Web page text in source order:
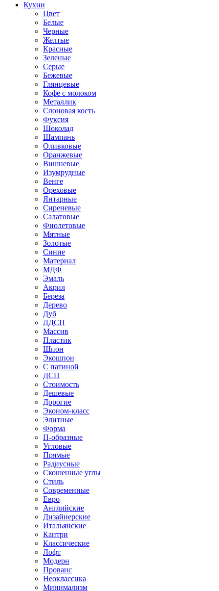
Кухни
Цвет
Белые
Черные
Желтые
Красные
Зеленые
Серые
Бежевые
Глянцевые
Кофе с молоком
Металлик
Слоновая кость
Фуксия
Шоколад
Шампань
Оливковые
Оранжевые
Вишневые
Изумрудные
Венге
Ореховые
Янтарные
Сиреневые
Салатовые
Фиолетовые
Мятные
Золотые
Синие
Материал
МДФ
Эмаль
Акрил
Береза
Дерево
Дуб
ЛДСП
Массив
Пластик
Шпон
Экошпон
С патиной
ДСП
Стоимость
Дешевые
Дорогие
Эконом-класс
Элитные
Форма
П-образные
Угловые
Прямые
Радиусные
Скошенные углы
Стиль
Современные
Евро
Английские
Дизайнерские
Итальянские
Кантри
Классические
Лофт
Модерн
Прованс
Неоклассика
Минимализм